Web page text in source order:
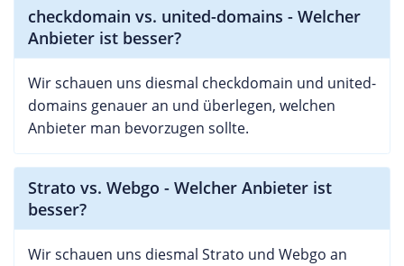
checkdomain vs. united-domains - Welcher
Anbieter ist besser?
Wir schauen uns diesmal checkdomain und united-
domains genauer an und überlegen, welchen
Anbieter man bevorzugen sollte.
Strato vs. Webgo - Welcher Anbieter ist
besser?
Wir schauen uns diesmal Strato und Webgo an